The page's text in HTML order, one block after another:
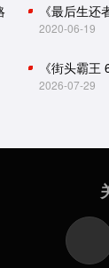
《最后生
2020-06-19
《街头霸
2026-07-29